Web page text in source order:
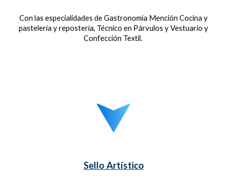
Con las especialidades de Gastronomía Mención Cocina y
pastelería y repostería, Técnico en Párvulos y Vestuario y
Confección Textil.
Sello Artístico